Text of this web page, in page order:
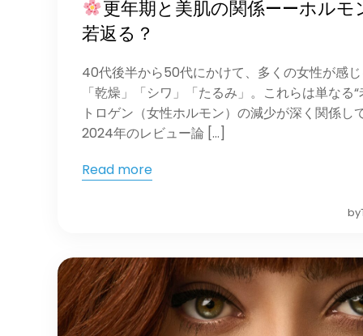
更年期と美肌の関係——ホルモ
若返る？
40代後半から50代にかけて、多くの女性が感
「乾燥」「シワ」「たるみ」。これらは単なる
トロゲン（女性ホルモン）の減少が深く関係し
2024年のレビュー論 […]
Read more
by